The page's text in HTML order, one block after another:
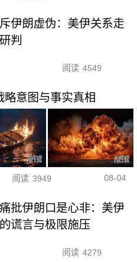
伊朗虚伪：美伊关系走
判
阅读 4549
意图与事实真相
阅读 3949 08-04
批伊朗口是心非：美伊
谎言与极限施压
阅读 4279